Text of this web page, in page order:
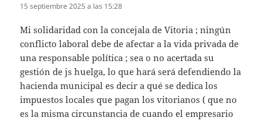
15 septiembre 2025 a las 15:28
Mi solidaridad con la concejala de Vitoria ; ningún
conflicto laboral debe de afectar a la vida privada de
una responsable política ; sea o no acertada su
gestión de js huelga, lo que hará será defendiendo la
hacienda municipal es decir a qué se dedica los
impuestos locales que pagan los vitorianos ( que no
es la misma circunstancia de cuando el empresario